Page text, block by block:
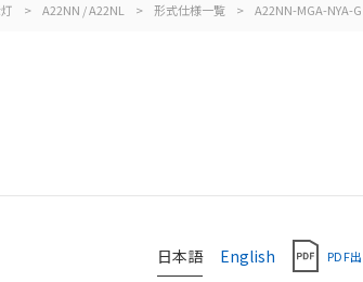
> A22NN / A22NL > 形式仕様一覧 > A22NN-MGA-NYA-
日本語 English PDF